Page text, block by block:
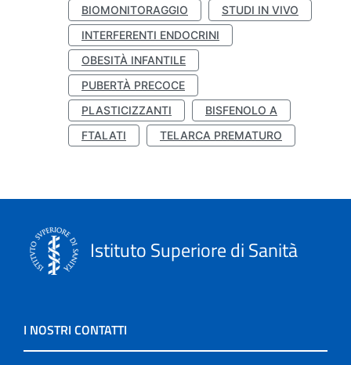
BIOMONITORAGGIO
STUDI IN VIVO
INTERFERENTI ENDOCRINI
OBESITÀ INFANTILE
PUBERTÀ PRECOCE
PLASTICIZZANTI
BISFENOLO A
FTALATI
TELARCA PREMATURO
Istituto Superiore di Sanità
I NOSTRI CONTATTI